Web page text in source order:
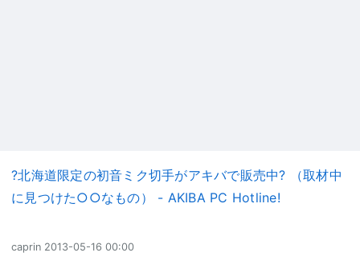
?北海道限定の初音ミク切手がアキバで販売中? （取材中
に見つけた○○なもの） - AKIBA PC Hotline!
caprin 2013-05-16 00:00